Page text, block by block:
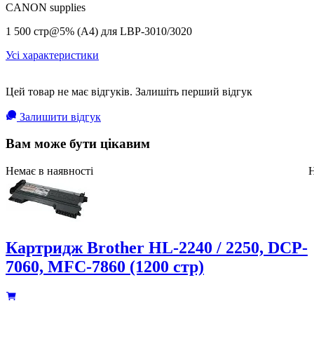
CANON supplies
1 500 стр@5% (A4) для LBP-3010/3020
Усі характеристики
Цей товар не має відгуків. Залишіть перший відгук
Залишити відгук
Вам може бути цікавим
Немає в наявності
Картридж Brother HL-2240 / 2250, DCP-
7060, MFC-7860 (1200 стр)